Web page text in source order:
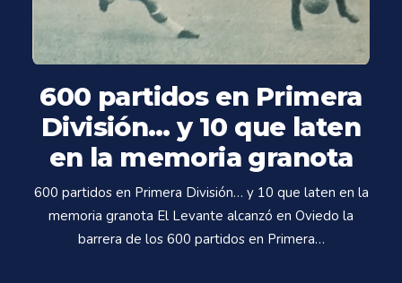
600 partidos en Primera
División… y 10 que laten
en la memoria granota
600 partidos en Primera División… y 10 que laten en la
memoria granota El Levante alcanzó en Oviedo la
barrera de los 600 partidos en Primera…